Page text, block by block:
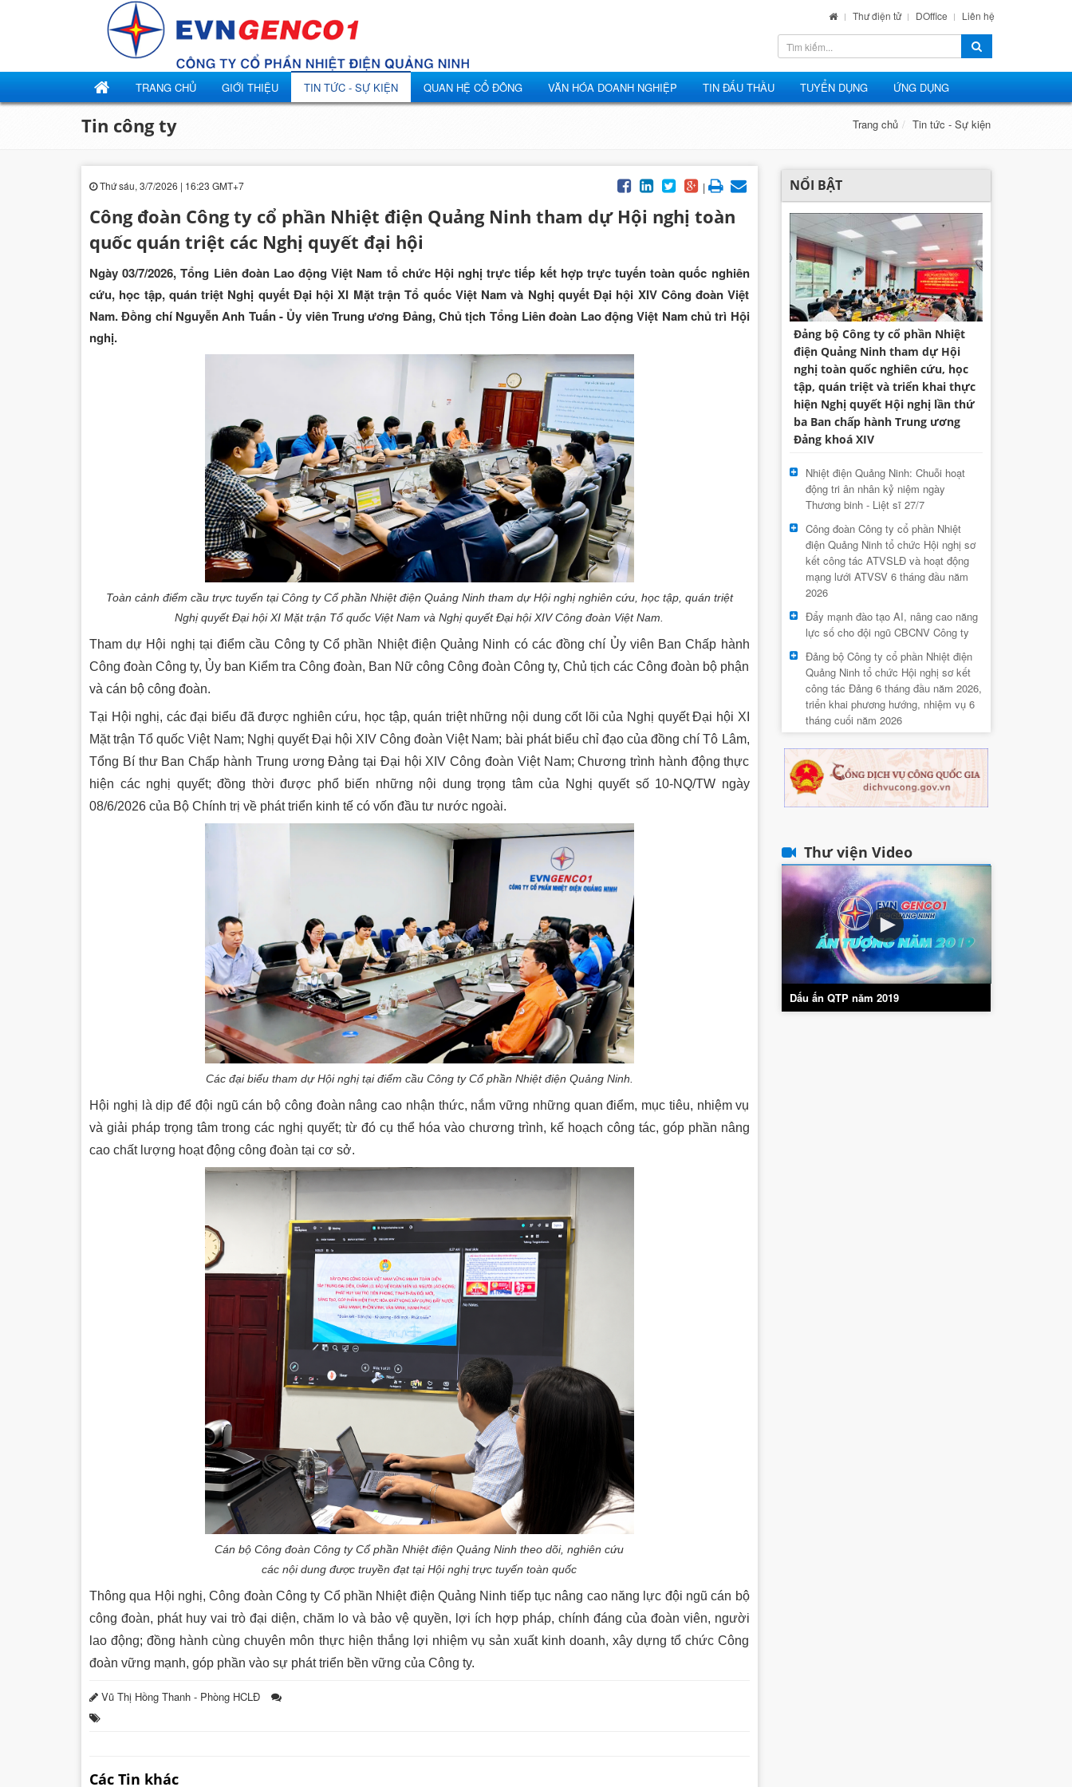
Thư điện tử DOffice Liên hệ
TRANG CHỦ GIỚI THIỆU TIN TỨC - SỰ KIỆN QUAN HỆ CỔ ĐÔNG VĂN HÓA DOANH NGHIỆP TIN ĐẤU THẦU TUYỂN DỤNG ỨNG DỤNG
Tin công ty Trang chủ Tin tức - Sự kiện
Thứ sáu, 3/7/2026 | 16:23 GMT+7 |
Công đoàn Công ty cổ phần Nhiệt điện Quảng Ninh tham dự Hội nghị toàn
quốc quán triệt các Nghị quyết đại hội
Ngày 03/7/2026, Tổng Liên đoàn Lao động Việt Nam tổ chức Hội nghị trực tiếp kết hợp trực tuyến toàn quốc nghiên
cứu, học tập, quán triệt Nghị quyết Đại hội XI Mặt trận Tổ quốc Việt Nam và Nghị quyết Đại hội XIV Công đoàn Việt
Nam. Đồng chí Nguyễn Anh Tuấn - Ủy viên Trung ương Đảng, Chủ tịch Tổng Liên đoàn Lao động Việt Nam chủ trì Hội
nghị.
Toàn cảnh điểm cầu trực tuyến tại Công ty Cổ phần Nhiệt điện Quảng Ninh tham dự Hội nghị nghiên cứu, học tập, quán triệt
Nghị quyết Đại hội XI Mặt trận Tổ quốc Việt Nam và Nghị quyết Đại hội XIV Công đoàn Việt Nam.
Tham dự Hội nghị tại điểm cầu Công ty Cổ phần Nhiệt điện Quảng Ninh có các đồng chí Ủy viên Ban Chấp hành
Công đoàn Công ty, Ủy ban Kiểm tra Công đoàn, Ban Nữ công Công đoàn Công ty, Chủ tịch các Công đoàn bộ phận
và cán bộ công đoàn.
Tại Hội nghị, các đại biểu đã được nghiên cứu, học tập, quán triệt những nội dung cốt lõi của Nghị quyết Đại hội XI
Mặt trận Tổ quốc Việt Nam; Nghị quyết Đại hội XIV Công đoàn Việt Nam; bài phát biểu chỉ đạo của đồng chí Tô Lâm,
Tổng Bí thư Ban Chấp hành Trung ương Đảng tại Đại hội XIV Công đoàn Việt Nam; Chương trình hành động thực
hiện các nghị quyết; đồng thời được phổ biến những nội dung trọng tâm của Nghị quyết số 10-NQ/TW ngày
08/6/2026 của Bộ Chính trị về phát triển kinh tế có vốn đầu tư nước ngoài.
Các đại biểu tham dự Hội nghị tại điểm cầu Công ty Cổ phần Nhiệt điện Quảng Ninh.
Hội nghị là dịp để đội ngũ cán bộ công đoàn nâng cao nhận thức, nắm vững những quan điểm, mục tiêu, nhiệm vụ
và giải pháp trọng tâm trong các nghị quyết; từ đó cụ thể hóa vào chương trình, kế hoạch công tác, góp phần nâng
cao chất lượng hoạt động công đoàn tại cơ sở.
Cán bộ Công đoàn Công ty Cổ phần Nhiệt điện Quảng Ninh theo dõi, nghiên cứu
các nội dung được truyền đạt tại Hội nghị trực tuyến toàn quốc
Thông qua Hội nghị, Công đoàn Công ty Cổ phần Nhiệt điện Quảng Ninh tiếp tục nâng cao năng lực đội ngũ cán bộ
công đoàn, phát huy vai trò đại diện, chăm lo và bảo vệ quyền, lợi ích hợp pháp, chính đáng của đoàn viên, người
lao động; đồng hành cùng chuyên môn thực hiện thắng lợi nhiệm vụ sản xuất kinh doanh, xây dựng tổ chức Công
đoàn vững mạnh, góp phần vào sự phát triển bền vững của Công ty.
Vũ Thị Hồng Thanh - Phòng HCLĐ
Các Tin khác
NỔI BẬT
Đảng bộ Công ty cổ phần Nhiệt
điện Quảng Ninh tham dự Hội
nghị toàn quốc nghiên cứu, học
tập, quán triệt và triển khai thực
hiện Nghị quyết Hội nghị lần thứ
ba Ban chấp hành Trung ương
Đảng khoá XIV
Nhiệt điện Quảng Ninh: Chuỗi hoạt
động tri ân nhân kỷ niệm ngày
Thương binh - Liệt sĩ 27/7
Công đoàn Công ty cổ phần Nhiệt
điện Quảng Ninh tổ chức Hội nghị sơ
kết công tác ATVSLĐ và hoạt động
mạng lưới ATVSV 6 tháng đầu năm
2026
Đẩy mạnh đào tạo AI, nâng cao năng
lực số cho đội ngũ CBCNV Công ty
Đảng bộ Công ty cổ phần Nhiệt điện
Quảng Ninh tổ chức Hội nghị sơ kết
công tác Đảng 6 tháng đầu năm 2026,
triển khai phương hướng, nhiệm vụ 6
tháng cuối năm 2026
Thư viện Video
Dấu ấn QTP năm 2019